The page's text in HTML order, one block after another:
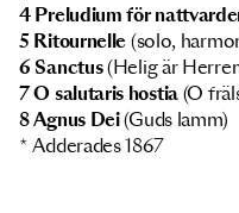
4 Preludium för
5 Ritournelle (solo,
6 Sanctus (Helig är
7 O salutaris hostia (O
8 Agnus Dei(Guds lamm)
* Adderades 1867